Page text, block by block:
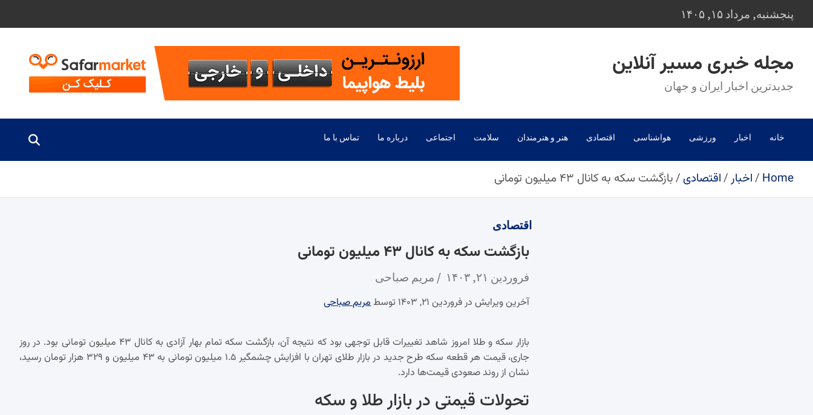
to
پنجشنبه, مرداد ۱۵, ۱۴۰۵
مجله خبری مسیر آنلاین
جدیدترین اخبار ایران و جهان
خانه اخبار ورزشی هواشناسی اقتصادی هنر و هنرمندان سلامت اجتماعی درباره ما تماس با ما
Home اخبار اقتصادی بازگشت سکه به کانال ۴۳ میلیون تومانی
اقتصادی
بازگشت سکه به کانال ۴۳ میلیون تومانی
فروردین ۲۱, ۱۴۰۳ مریم صباحی
آخرین ویرایش در فروردین ۲۱, ۱۴۰۳ توسط مریم صباحی
بازار سکه و طلا امروز شاهد تغییرات قابل توجهی بود که نتیجه آن، بازگشت سکه تمام بهار آزادی به کانال ۴۳ میلیون تومانی بود. در روز
جاری، قیمت هر قطعه سکه طرح جدید در بازار طلای تهران با افزایش چشمگیر ۱.۵ میلیون تومانی به ۴۳ میلیون و ۳۲۹ هزار تومان رسید،
نشان از روند صعودی قیمت‌ها دارد.
تحولات قیمتی در بازار طلا و سکه